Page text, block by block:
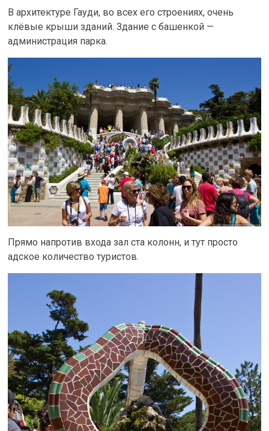
В архитектуре Гауди, во всех его строениях, очень
клёвые крыши зданий. Здание с башенкой —
администрация парка.
Прямо напротив входа зал ста колонн, и тут просто
адское количество туристов.